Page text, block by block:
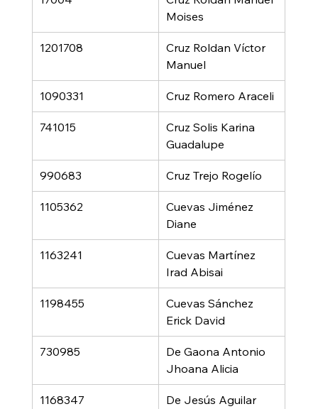
Moises
1201708
Cruz Roldan Víctor
Manuel
1090331 Cruz Romero Araceli
741015
Cruz Solis Karina
Guadalupe
990683 Cruz Trejo Rogelío
1105362
Cuevas Jiménez
Diane
1163241
Cuevas Martínez
Irad Abisai
1198455
Cuevas Sánchez
Erick David
730985
De Gaona Antonio
Jhoana Alicia
1168347
De Jesús Aguilar